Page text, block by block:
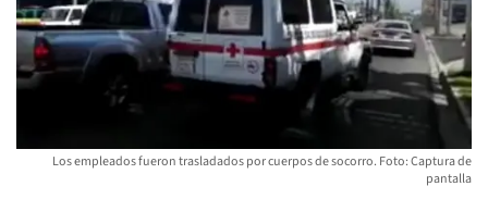
Los empleados fueron trasladados por cuerpos de socorro. Foto: Captura de
pantalla